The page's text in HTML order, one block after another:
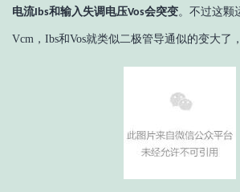
电流Ibs和输入失调电压Vos会突变。不过这颗
Vcm，Ibs和Vos就类似二极管导通似的变大了